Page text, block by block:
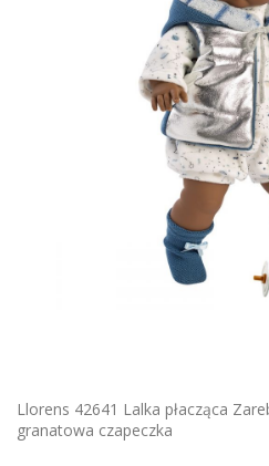
Llorens 42641 Lalka płacząca
granatowa czapeczka